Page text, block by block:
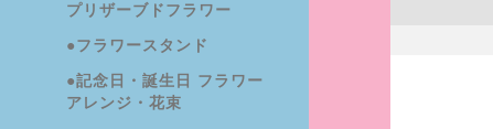
プリザーブドフラワー
●フラワースタンド
●記念日・誕生日 フラワー
アレンジ・花束